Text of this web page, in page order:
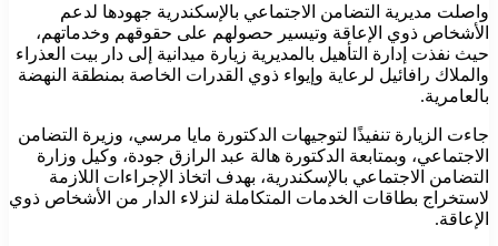
واصلت مديرية التضامن الاجتماعي بالإسكندرية جهودها لدعم
الأشخاص ذوي الإعاقة وتيسير حصولهم على حقوقهم وخدماتهم،
حيث نفذت إدارة التأهيل بالمديرية زيارة ميدانية إلى دار بيت العذراء
والملاك رافائيل لرعاية وإيواء ذوي القدرات الخاصة بمنطقة النهضة
بالعامرية.
جاءت الزيارة تنفيذًا لتوجيهات الدكتورة مايا مرسي، وزيرة التضامن
الاجتماعي، وبمتابعة الدكتورة هالة عبد الرازق جودة، وكيل وزارة
التضامن الاجتماعي بالإسكندرية، بهدف اتخاذ الإجراءات اللازمة
لاستخراج بطاقات الخدمات المتكاملة لنزلاء الدار من الأشخاص ذوي
الإعاقة.